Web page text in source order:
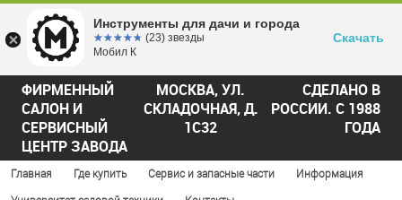
ФИРМЕННЫЙ
САЛОН И
СЕРВИСНЫЙ
ЦЕНТР ЗАВОДА
МОСКВА, УЛ.
СКЛАДОЧНАЯ, Д.
1С32
СДЕЛАНО В
РОССИИ. С 1988
ГОДА
Главная Где купить Сервис и запасные части Информация
Инструменты для дачи и города
☆☆☆☆☆
★★★★★ (23) звезды
Мобил К
Скачать